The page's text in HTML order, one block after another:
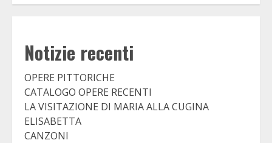
Notizie recenti
OPERE PITTORICHE
CATALOGO OPERE RECENTI
LA VISITAZIONE DI MARIA ALLA CUGINA
ELISABETTA
CANZONI